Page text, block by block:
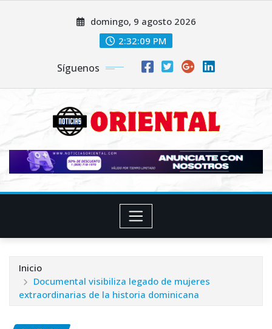
domingo, 9 agosto 2026
2:32:11 PM
Síguenos
Inicio
Documental visibiliza legado de mujeres
extraordinarias de la historia dominicana